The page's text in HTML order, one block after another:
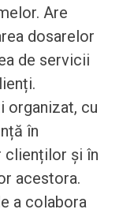
Are
dosarelor
de servicii
organizat, cu
în
clienților și în
acestora.
a colabora